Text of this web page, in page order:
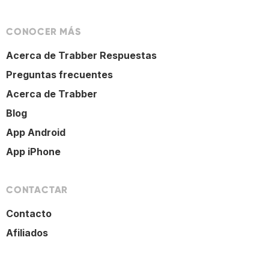
CONOCER MÁS
Acerca de Trabber Respuestas
Preguntas frecuentes
Acerca de Trabber
Blog
App Android
App iPhone
CONTACTAR
Contacto
Afiliados